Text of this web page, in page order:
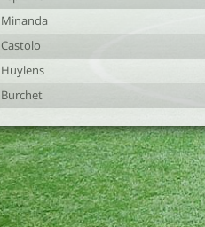
Minanda
Castolo
Huylens
Burchet